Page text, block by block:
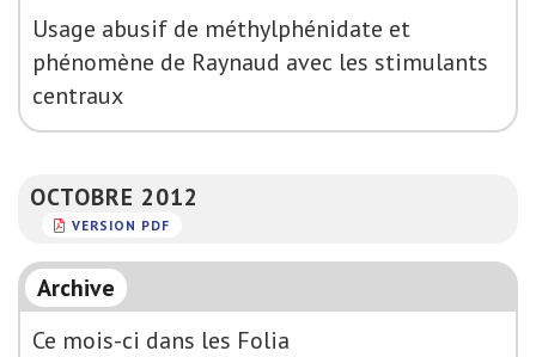
Usage abusif de méthylphénidate et
phénomène de Raynaud avec les stimulants
centraux
OCTOBRE 2012
VERSION PDF
Archive
Ce mois-ci dans les Folia